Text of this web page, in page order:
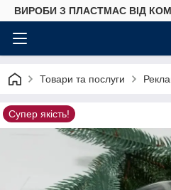
ВИРОБИ З ПЛАСТМАС ВІД
Товари та послуги
Супер якість!